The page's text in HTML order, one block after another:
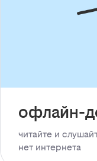
офлайн-
читайте и
нет интернета